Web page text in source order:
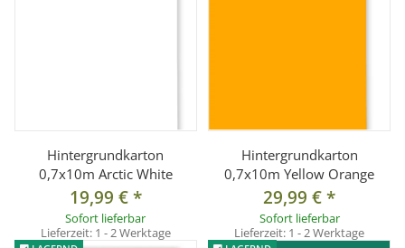
Hintergrundkarton
0,7x10m Arctic White
19,99 €*
Sofort lieferbar
Lieferzeit: 1 - 2 Werktage
Hintergrundkarton
0,7x10m Yellow Orange
29,99 €*
Sofort lieferbar
Lieferzeit: 1 - 2 Werktage